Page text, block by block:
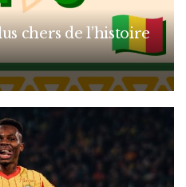
chers de l’histoire